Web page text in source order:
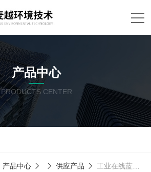
产品中心
PRODUCTS CENTER
产品中心 供应产品 工业在线蓝绿藻污水监测仪 藻类分析仪M-5010麦越环境